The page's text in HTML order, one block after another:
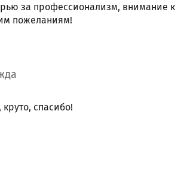
за профессионализм, внимание к
пожеланиям!
спасибо!